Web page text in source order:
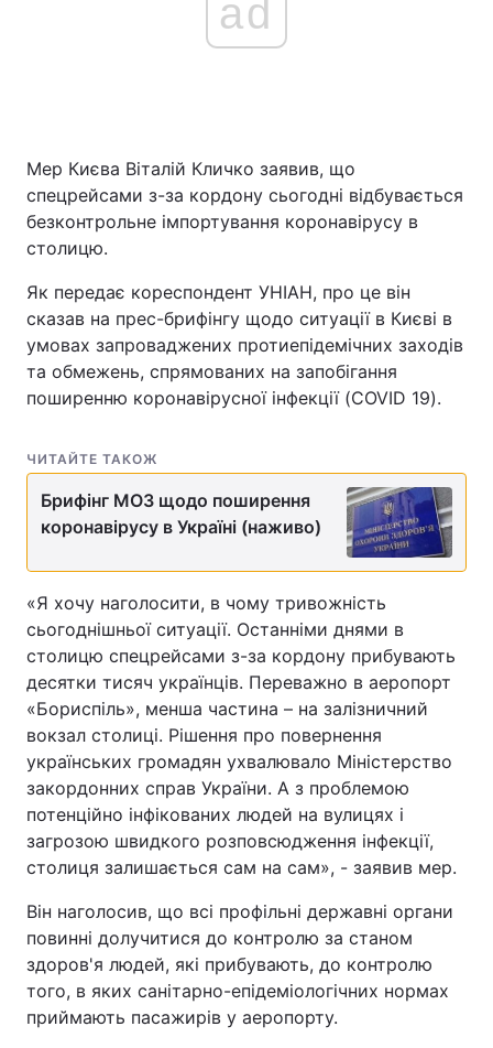
ad
Мер Києва Віталій Кличко заявив, що
спецрейсами з-за кордону сьогодні відбувається
безконтрольне імпортування коронавірусу в
столицю.
Як передає кореспондент УНІАН, про це він
сказав на прес-брифінгу щодо ситуації в Києві в
умовах запроваджених протиепідемічних заходів
та обмежень, спрямованих на запобігання
поширенню коронавірусної інфекції (COVID 19).
ЧИТАЙТЕ ТАКОЖ
Брифінг МОЗ щодо поширення
коронавірусу в Україні (наживо)
«Я хочу наголосити, в чому тривожність
сьогоднішньої ситуації. Останніми днями в
столицю спецрейсами з-за кордону прибувають
десятки тисяч українців. Переважно в аеропорт
«Бориспіль», менша частина – на залізничний
вокзал столиці. Рішення про повернення
українських громадян ухвалювало Міністерство
закордонних справ України. А з проблемою
потенційно інфікованих людей на вулицях і
загрозою швидкого розповсюдження інфекції,
столиця залишається сам на сам», - заявив мер.
Він наголосив, що всі профільні державні органи
повинні долучитися до контролю за станом
здоров'я людей, які прибувають, до контролю
того, в яких санітарно-епідеміологічних нормах
приймають пасажирів у аеропорту.